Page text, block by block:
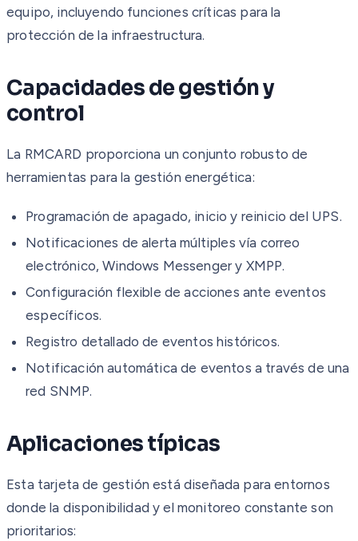
equipo, incluyendo funciones críticas para la
protección de la infraestructura.
Capacidades de gestión y
control
La RMCARD proporciona un conjunto robusto de
herramientas para la gestión energética:
Programación de apagado, inicio y reinicio del UPS.
Notificaciones de alerta múltiples vía correo
electrónico, Windows Messenger y XMPP.
Configuración flexible de acciones ante eventos
específicos.
Registro detallado de eventos históricos.
Notificación automática de eventos a través de una
red SNMP.
Aplicaciones típicas
Esta tarjeta de gestión está diseñada para entornos
donde la disponibilidad y el monitoreo constante son
prioritarios: